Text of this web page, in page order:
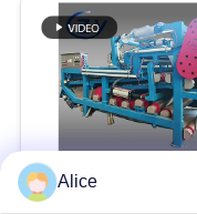
Alice